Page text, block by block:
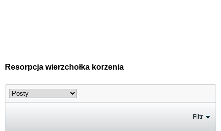
Resorpcja wierzchołka korzenia
Filtr